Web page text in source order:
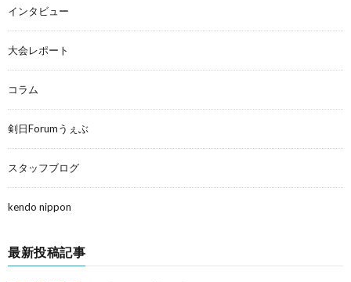
インタビュー
大会レポート
コラム
剣日Forumうぇぶ
スタッフブログ
kendo nippon
最新投稿記事